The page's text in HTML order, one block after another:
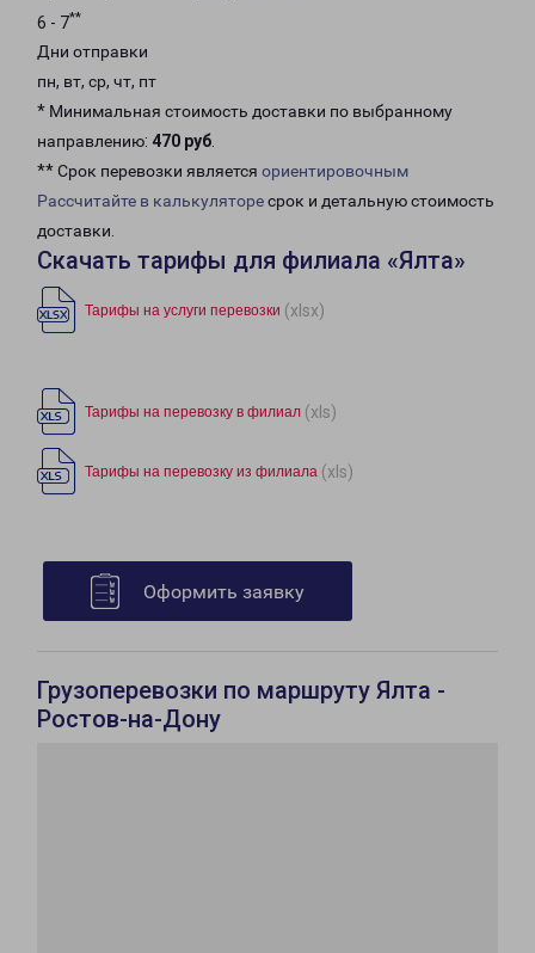
6 - 7**
Дни отправки
пн, вт, ср, чт, пт
* Минимальная стоимость доставки по выбранному
направлению: 470 руб.
** Срок перевозки является ориентировочным
Рассчитайте в калькуляторесрок и детальную стоимость
доставки.
Скачать тарифы для филиала «Ялта»
Тарифы на услуги перевозки (xlsx)
Тарифы на перевозку в филиал (xls)
Тарифы на перевозку из филиала (xls)
Оформить заявку
Грузоперевозки по маршруту Ялта -
Ростов-на-Дону